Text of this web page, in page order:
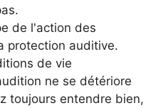
de l'action des
protection auditive.
de vie
ne se détériore
toujours entendre bien,